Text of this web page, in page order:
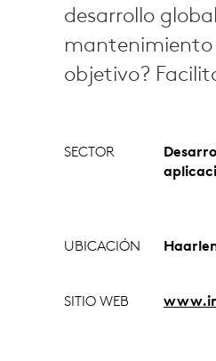
desarrollo
mantenimiento
objetivo?
SECTOR
UBICACIÓN
SITIO WEB